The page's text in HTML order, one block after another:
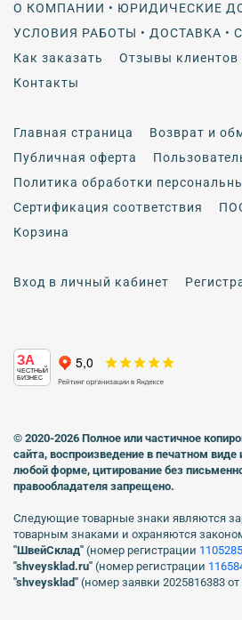
О КОМПАНИИ • ЮРИДИЧЕСКИЕ
УСЛОВИЯ РАБОТЫ • ДОСТАВКА •
Как заказать
Отзывы клиентов
Контакты
Главная страница
Возврат и
Публичная оферта
Политика обработки
Сертификация соответствия
Корзина
Вход в личный кабинет
ЗА
ЧЕСТНЫЙ
БИЗНЕС
© 2020-2026 Полное или частичное
сайта, воспроизведение в печатном виде
любой форме, цитирование без
правообладателя запрещено.
Следующие товарные знаки являются
товарным знаками и охраняются
"ШвейСклад" (номер регистрации
"shveуsklad.ru" (номер регистрации
"shveysklad" (номер заявки 2025816383 от